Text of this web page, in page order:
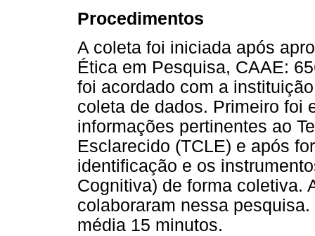
Procedimentos
A coleta foi iniciada após
Ética em Pesquisa, CAAE:
foi acordado com a
coleta de dados. Primeiro foi
informações pertinentes ao
Esclarecido (TCLE) e após
identificação e os
Cognitiva) de forma coletiva.
colaboraram nessa
média 15 minutos.